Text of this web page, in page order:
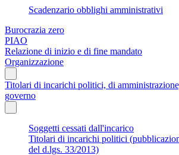
Scadenzario obblighi amministrativi
Burocrazia zero
PIAO
Relazione di inizio e di fine mandato
Organizzazione
Titolari di incarichi politici, di
governo
Soggetti cessati dall'incarico
Titolari di incarichi politici
del d.lgs. 33/2013)